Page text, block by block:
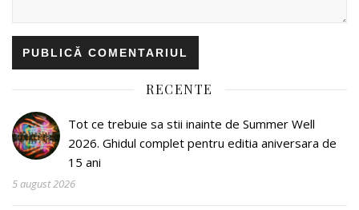
RECENTE
Tot ce trebuie sa stii inainte de Summer Well
2026. Ghidul complet pentru editia aniversara de
15 ani
5 august 2026